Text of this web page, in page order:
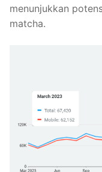
menunjukkan
matcha.